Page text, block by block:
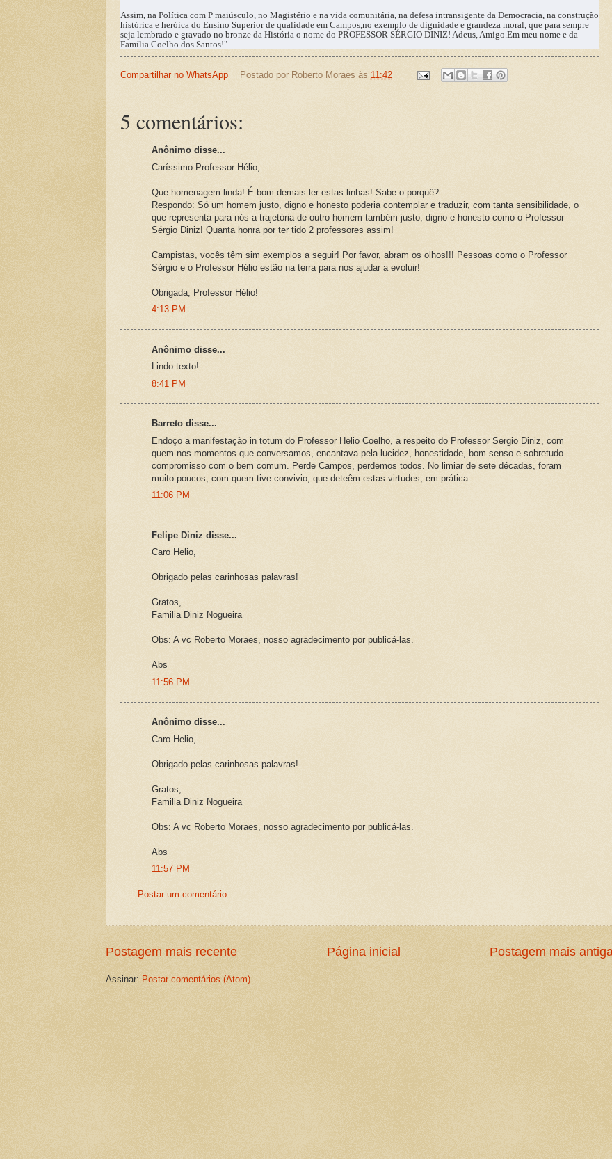
Assim, na Política com P maiúsculo, no Magistério e na vida comunitária, na defesa intransigente da Democracia, na construção
histórica e heróica do Ensino Superior de qualidade em Campos,no exemplo de dignidade e grandeza moral, que para sempre
seja lembrado e gravado no bronze da História o nome do PROFESSOR SÉRGIO DINIZ! Adeus, Amigo.Em meu nome e da
Família Coelho dos Santos!"
Compartilhar no WhatsApp Postado por Roberto Moraes às 11:42
5 comentários:
Anônimo disse...
Caríssimo Professor Hélio,
Que homenagem linda! É bom demais ler estas linhas! Sabe o porquê?
Respondo: Só um homem justo, digno e honesto poderia contemplar e traduzir, com tanta sensibilidade, o
que representa para nós a trajetória de outro homem também justo, digno e honesto como o Professor
Sérgio Diniz! Quanta honra por ter tido 2 professores assim!
Campistas, vocês têm sim exemplos a seguir! Por favor, abram os olhos!!! Pessoas como o Professor
Sérgio e o Professor Hélio estão na terra para nos ajudar a evoluir!
Obrigada, Professor Hélio!
4:13 PM
Anônimo disse...
Lindo texto!
8:41 PM
Barreto disse...
Endoço a manifestação in totum do Professor Helio Coelho, a respeito do Professor Sergio Diniz, com
quem nos momentos que conversamos, encantava pela lucidez, honestidade, bom senso e sobretudo
compromisso com o bem comum. Perde Campos, perdemos todos. No limiar de sete décadas, foram
muito poucos, com quem tive convivio, que deteêm estas virtudes, em prática.
11:06 PM
Felipe Diniz disse...
Caro Helio,
Obrigado pelas carinhosas palavras!
Gratos,
Familia Diniz Nogueira
Obs: A vc Roberto Moraes, nosso agradecimento por publicá-las.
Abs
11:56 PM
Anônimo disse...
Caro Helio,
Obrigado pelas carinhosas palavras!
Gratos,
Familia Diniz Nogueira
Obs: A vc Roberto Moraes, nosso agradecimento por publicá-las.
Abs
11:57 PM
Postar um comentário
Postagem mais recente Postagem mais antiga
Página inicial
Assinar: Postar comentários (Atom)